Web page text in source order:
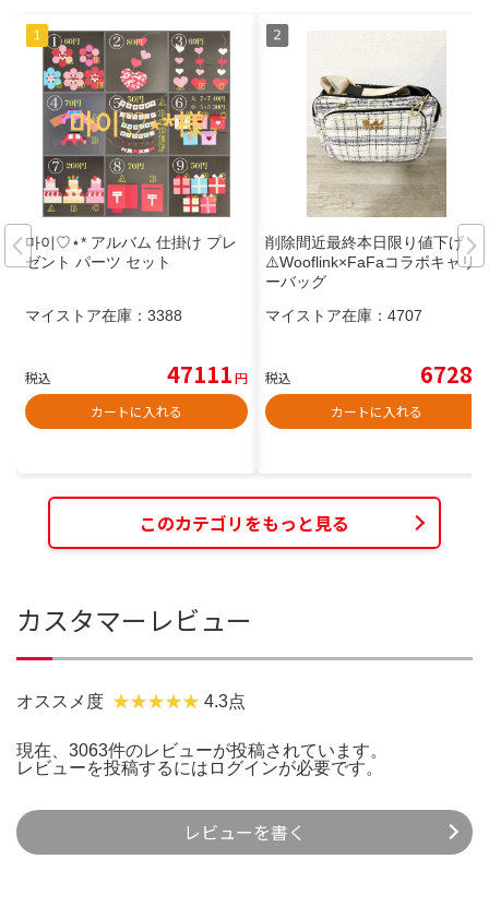
마이♡⋆* アルバム 仕掛け プレ
ゼント パーツ セット
マイストア在庫： 3388
税込 47111円
カートに入れる
削除間近最終本日限り値下げ
⚠️Wooflink×FaFaコラボキャリ
ーバッグ
マイストア在庫： 4707
税込 6728
カートに入れる
このカテゴリをもっと見る
カスタマーレビュー
オススメ度 4.3点
現在、3063件のレビューが投稿されています。
レビューを投稿するには ログインが必要です。
レビューを書く